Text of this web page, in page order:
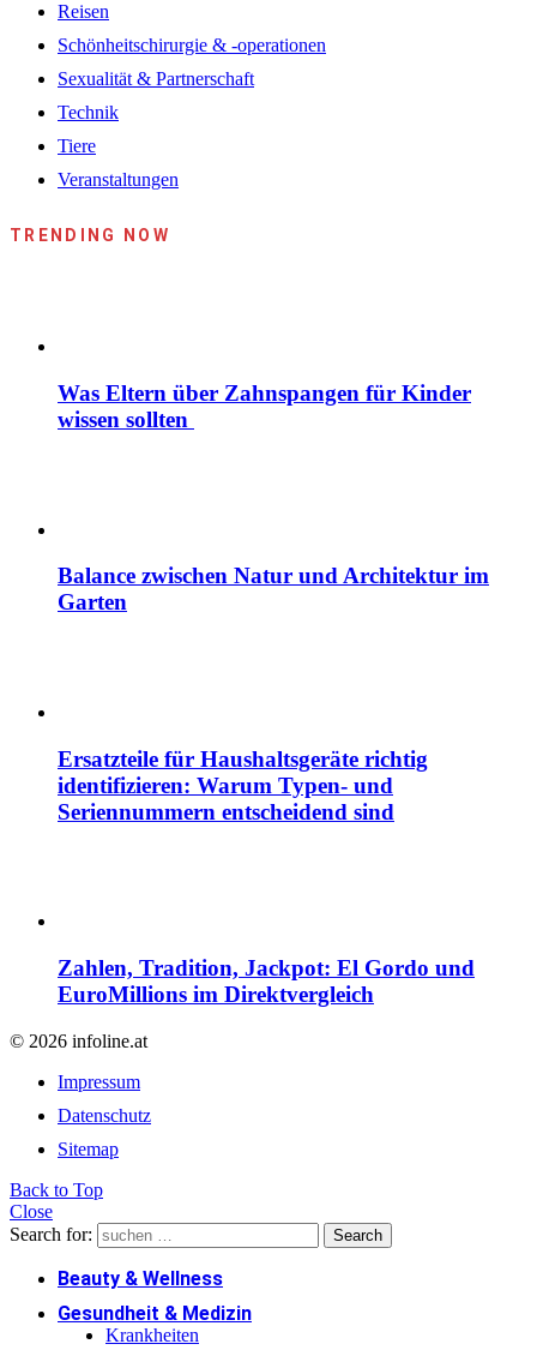
Reisen
Schönheitschirurgie & -operationen
Sexualität & Partnerschaft
Technik
Tiere
Veranstaltungen
TRENDING NOW
Was Eltern über Zahnspangen für Kinder
wissen sollten
Balance zwischen Natur und Architektur im
Garten
Ersatzteile für Haushaltsgeräte richtig
identifizieren: Warum Typen- und
Seriennummern entscheidend sind
Zahlen, Tradition, Jackpot: El Gordo und
EuroMillions im Direktvergleich
© 2026 infoline.at
Impressum
Datenschutz
Sitemap
Back to Top
Close
Search for:
Search
Beauty & Wellness
Gesundheit & Medizin
Krankheiten